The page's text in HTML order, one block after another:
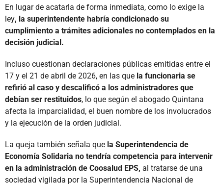
En lugar de acatarla de forma inmediata, como lo exige la
ley, la superintendente habría condicionado su
cumplimiento a trámites adicionales no contemplados en la
decisión judicial.
Incluso cuestionan declaraciones públicas emitidas entre el
17 y el 21 de abril de 2026, en las que la funcionaria se
refirió al caso y descalificó a los administradores que
debían ser restituidos, lo que según el abogado Quintana
afecta la imparcialidad, el buen nombre de los involucrados
y la ejecución de la orden judicial.
La queja también señala que la Superintendencia de
Economía Solidaria no tendría competencia para intervenir
en la administración de Coosalud EPS, al tratarse de una
sociedad vigilada por la Superintendencia Nacional de